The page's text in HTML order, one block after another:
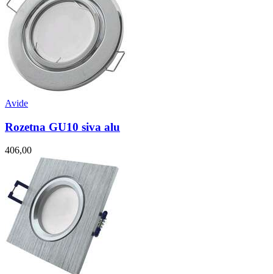
Avide
Rozetna GU10 siva alu
406,00